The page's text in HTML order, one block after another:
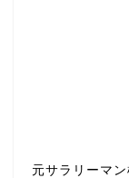
元サラリーマ